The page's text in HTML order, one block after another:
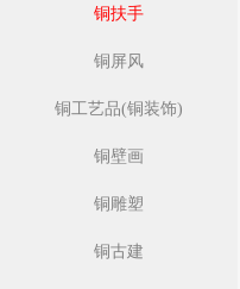
铜扶手
铜屏风
铜工艺品(铜装饰)
铜壁画
铜雕塑
铜古建